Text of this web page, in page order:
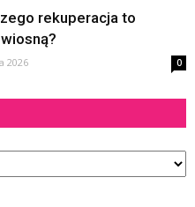
rekuperacja to
2026 0